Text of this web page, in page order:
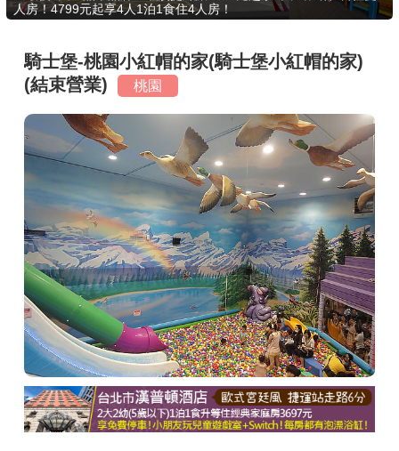
最新消息
最新留言
商家合作
推薦景點
討論區
聯絡我們
APP下載
人房！4799元起享4人1泊1食住4人房！
騎士堡-桃園小紅帽的家(騎士堡小紅帽的家)
(結束營業)
桃園